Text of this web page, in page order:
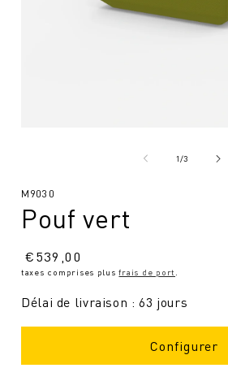
modal
1/de
3
SKU
M9030
Pouf vert
Prix
normal
€539,00
taxes comprises plusfrais de port
Délai de livraison : 63 jours
Configurer